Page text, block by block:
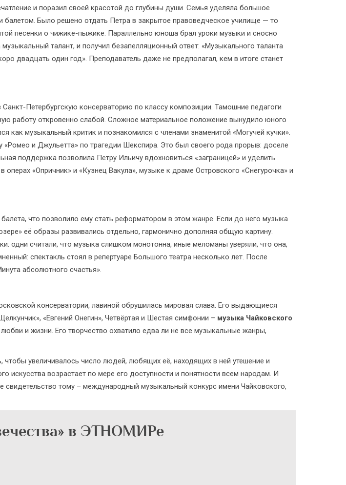
и поразил своей красотой до глубины души. Семья уделяла большое
балетом. Было решено отдать Петра в закрытое правоведческое училище — то
песенки о чижике-пыжике. Параллельно юноша брал уроки музыки и сносно
талант, и получил безапелляционный ответ: «Музыкального таланта
двадцать один год». Преподаватель даже не предполагал, кем в итоге станет
Петербургскую консерваторию по классу композиции. Тамошние педагоги
работу откровенно слабой. Сложное материальное положение вынудило юного
как музыкальный критик и познакомился с членами знаменитой «Могучей кучки».
и Джульетта» по трагедии Шекспира. Это был своего рода прорыв: доселе
поддержка позволила Петру Ильичу вдохновиться «заграницей» и уделить
«Опричник» и «Кузнец Вакула», музыке к драме Островского «Снегурочка» и
что позволило ему стать реформатором в этом жанре. Если до него музыка
её образы развивались отдельно, гармонично дополняя общую картину.
одни считали, что музыка слишком монотонна, иные меломаны уверяли, что она,
спектакль стоял в репертуаре Большого театра несколько лет. После
абсолютного счастья».
консерватории, лавиной обрушилась мировая слава. Его выдающиеся
«Евгений Онегин», Четвёртая и Шестая симфонии – музыка Чайковского
и жизни. Его творчество охватило едва ли не все музыкальные жанры,
увеличивалось число людей, любящих её, находящих в ней утешение и
искусства возрастает по мере его доступности и понятности всем народам. И
свидетельство тому – международный музыкальный конкурс имени Чайковского,
в ЭТНОМИРе